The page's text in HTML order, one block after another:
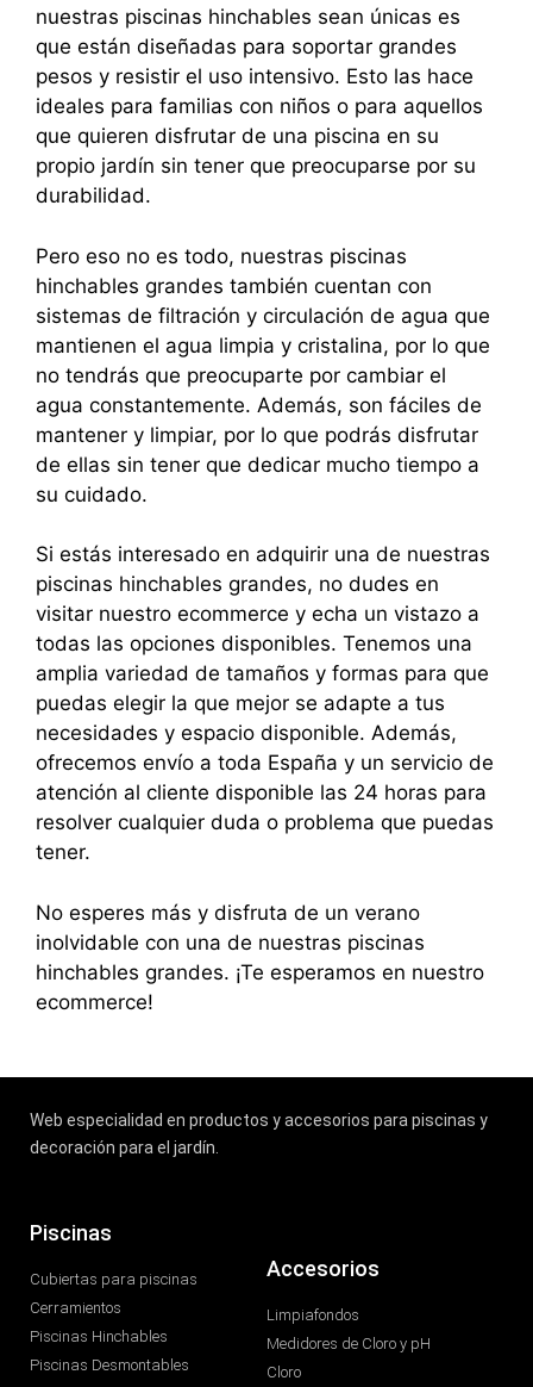
nuestras piscinas hinchables sean únicas es
que están diseñadas para soportar grandes
pesos y resistir el uso intensivo. Esto las hace
ideales para familias con niños o para aquellos
que quieren disfrutar de una piscina en su
propio jardín sin tener que preocuparse por su
durabilidad.
Pero eso no es todo, nuestras piscinas
hinchables grandes también cuentan con
sistemas de filtración y circulación de agua que
mantienen el agua limpia y cristalina, por lo que
no tendrás que preocuparte por cambiar el
agua constantemente. Además, son fáciles de
mantener y limpiar, por lo que podrás disfrutar
de ellas sin tener que dedicar mucho tiempo a
su cuidado.
Si estás interesado en adquirir una de nuestras
piscinas hinchables grandes, no dudes en
visitar nuestro ecommerce y echa un vistazo a
todas las opciones disponibles. Tenemos una
amplia variedad de tamaños y formas para que
puedas elegir la que mejor se adapte a tus
necesidades y espacio disponible. Además,
ofrecemos envío a toda España y un servicio de
atención al cliente disponible las 24 horas para
resolver cualquier duda o problema que puedas
tener.
No esperes más y disfruta de un verano
inolvidable con una de nuestras piscinas
hinchables grandes. ¡Te esperamos en nuestro
ecommerce!
Web especialidad en productos y accesorios para piscinas y
decoración para el jardín.
Piscinas
Cubiertas para piscinas
Cerramientos
Piscinas Hinchables
Piscinas Desmontables
Accesorios
Limpiafondos
Medidores de Cloro y pH
Cloro